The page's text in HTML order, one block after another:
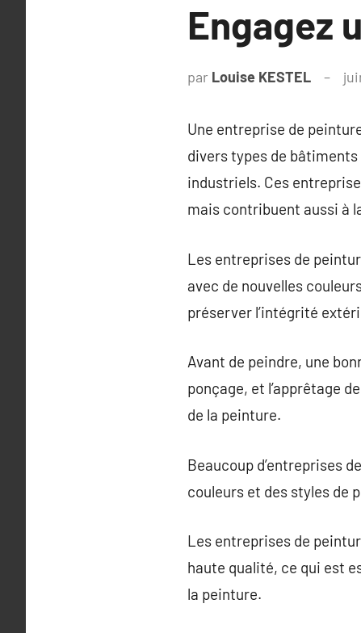
Engagez
par Louise KESTEL
Une entreprise de
divers types de
industriels. Ces
mais contribuent aussi à
Les entreprises de
avec de nouvelles
préserver l’intégrité
Avant de peindre, une
ponçage, et l’apprêtage
de la peinture.
Beaucoup d’entreprises
couleurs et des styles de
Les entreprises de
haute qualité, ce qui est
la peinture.